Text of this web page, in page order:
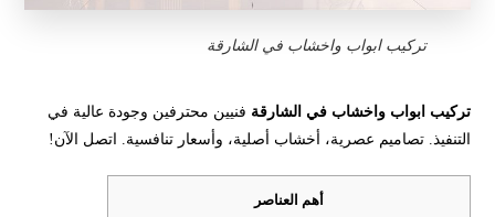
تركيب ابواب واخشاب في الشارقة
تركيب ابواب واخشاب في الشارقة فنيين محترفين وجودة عالية في
التنفيذ. تصاميم عصرية، أخشاب أصلية، وأسعار تنافسية. اتصل الآن!
أهم العناصر